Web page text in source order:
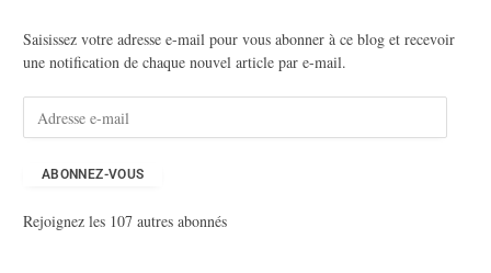
Saisissez votre adresse e-mail pour vous abonner à ce blog et recevoir
une notification de chaque nouvel article par e-mail.
s
ABONNEZ-VOUS
Rejoignez les 107 autres abonnés